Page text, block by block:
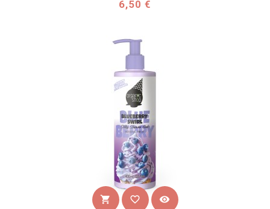
Prix
6,50 €
shopping_cart favorite_border visibility